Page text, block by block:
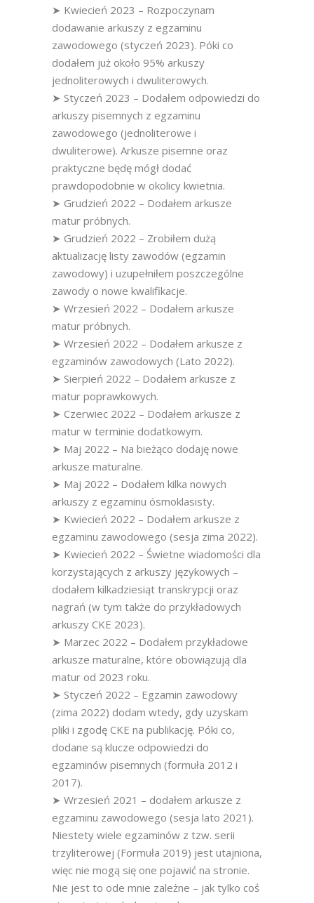
➤ Kwiecień 2023 – Rozpoczynam
dodawanie arkuszy z egzaminu
zawodowego (styczeń 2023). Póki co
dodałem już około 95% arkuszy
jednoliterowych i dwuliterowych.
➤ Styczeń 2023 – Dodałem odpowiedzi do
arkuszy pisemnych z egzaminu
zawodowego (jednoliterowe i
dwuliterowe). Arkusze pisemne oraz
praktyczne będę mógł dodać
prawdopodobnie w okolicy kwietnia.
➤ Grudzień 2022 – Dodałem arkusze
matur próbnych.
➤ Grudzień 2022 – Zrobiłem dużą
aktualizację listy zawodów (egzamin
zawodowy) i uzupełniłem poszczególne
zawody o nowe kwalifikacje.
➤ Wrzesień 2022 – Dodałem arkusze
matur próbnych.
➤ Wrzesień 2022 – Dodałem arkusze z
egzaminów zawodowych (Lato 2022).
➤ Sierpień 2022 – Dodałem arkusze z
matur poprawkowych.
➤ Czerwiec 2022 – Dodałem arkusze z
matur w terminie dodatkowym.
➤ Maj 2022 – Na bieżąco dodaję nowe
arkusze maturalne.
➤ Maj 2022 – Dodałem kilka nowych
arkuszy z egzaminu ósmoklasisty.
➤ Kwiecień 2022 – Dodałem arkusze z
egzaminu zawodowego (sesja zima 2022).
➤ Kwiecień 2022 – Świetne wiadomości dla
korzystających z arkuszy językowych –
dodałem kilkadziesiąt transkrypcji oraz
nagrań (w tym także do przykładowych
arkuszy CKE 2023).
➤ Marzec 2022 – Dodałem przykładowe
arkusze maturalne, które obowiązują dla
matur od 2023 roku.
➤ Styczeń 2022 – Egzamin zawodowy
(zima 2022) dodam wtedy, gdy uzyskam
pliki i zgodę CKE na publikację. Póki co,
dodane są klucze odpowiedzi do
egzaminów pisemnych (formuła 2012 i
2017).
➤ Wrzesień 2021 – dodałem arkusze z
egzaminu zawodowego (sesja lato 2021).
Niestety wiele egzaminów z tzw. serii
trzyliterowej (Formuła 2019) jest utajniona,
więc nie mogą się one pojawić na stronie.
Nie jest to ode mnie zależne – jak tylko coś